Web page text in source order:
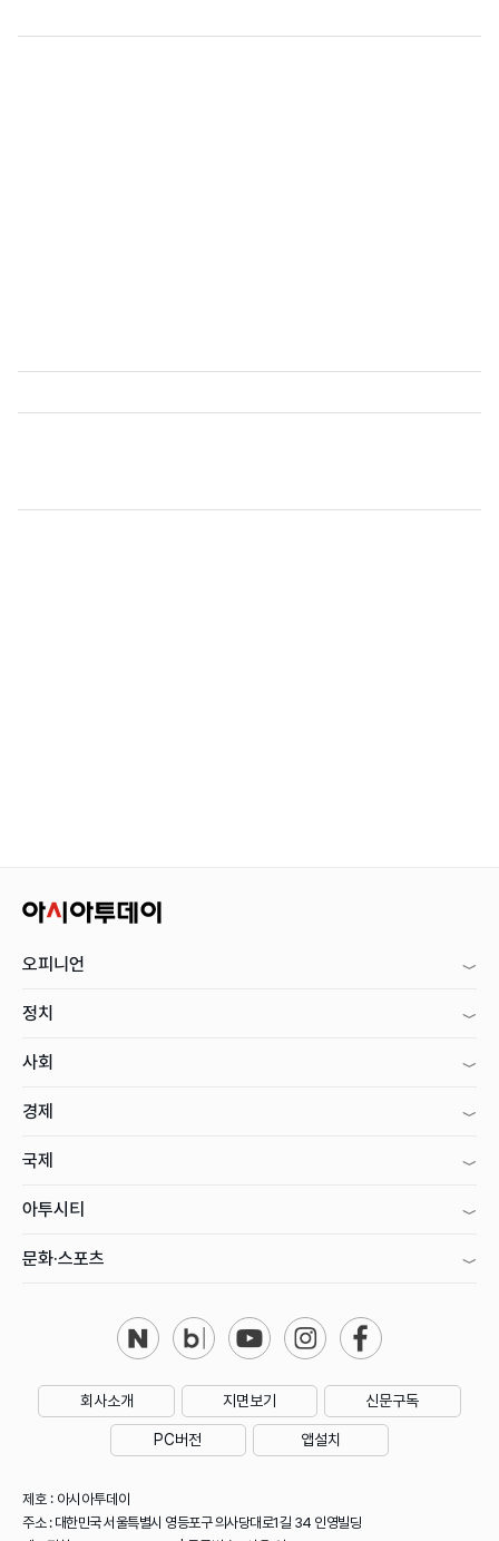
오피니언
정치
사회
경제
국제
아투시티
문화·스포츠
회사소개 지면보기 신문구독
PC버전 앱설치
제호 : 아시아투데이
주소 : 대한민국 서울특별시 영등포구 의사당대로1길 34 인영빌딩